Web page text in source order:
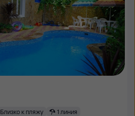
Близко к пляжу
1 линия